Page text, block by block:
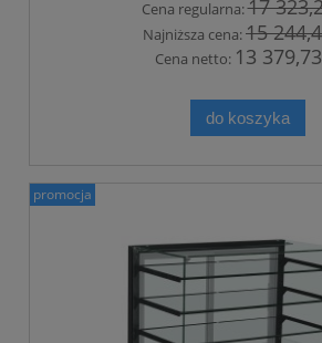
Cena regularna:17
Najniższa cena:15
Cena netto: 13
do koszyka
promocja